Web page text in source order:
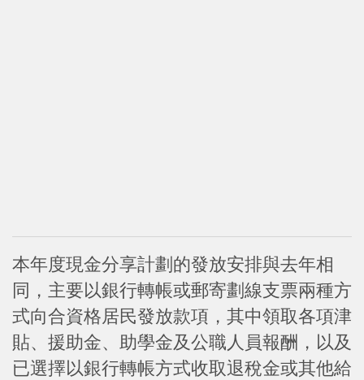
本年度現金分享計劃的發放安排與去年相
同，主要以銀行轉帳或郵寄劃線支票兩種方
式向合資格居民發放款項，其中領取各項津
貼、援助金、助學金及公職人員報酬，以及
已選擇以銀行轉帳方式收取退稅金或其他給